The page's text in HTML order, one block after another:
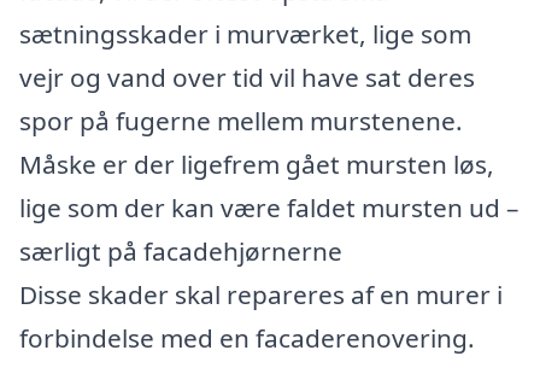
sætningsskader i murværket, lige som
vejr og vand over tid vil have sat deres
spor på fugerne mellem murstenene.
Måske er der ligefrem gået mursten løs,
lige som der kan være faldet mursten ud –
særligt på facadehjørnerne
Disse skader skal repareres af en murer i
forbindelse med en facaderenovering.